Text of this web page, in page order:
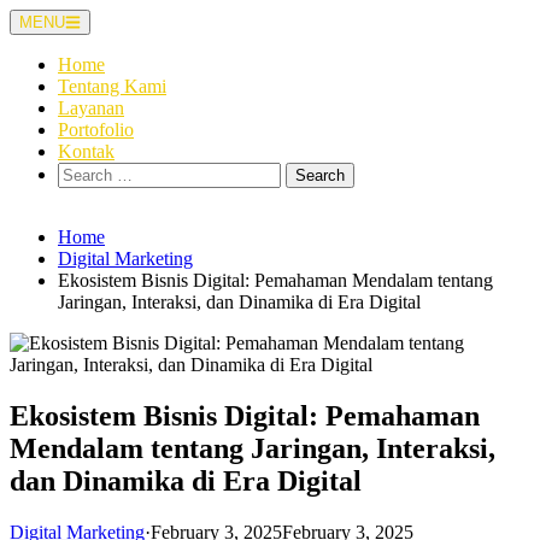
Skip
to
content
MENU
Home
Tentang Kami
Layanan
Portofolio
Kontak
Search
for:
Home
Digital Marketing
Ekosistem Bisnis Digital: Pemahaman Mendalam tentang
Jaringan, Interaksi, dan Dinamika di Era Digital
Ekosistem Bisnis Digital: Pemahaman
Mendalam tentang Jaringan, Interaksi,
dan Dinamika di Era Digital
Digital Marketing·February 3, 2025February 3, 2025